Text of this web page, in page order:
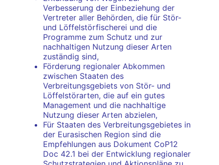
Verbesserung der Einbeziehung der
Vertreter aller Behörden, die für Stör-
und Löffelstörfischerei und die
Programme zum Schutz und zur
nachhaltigen Nutzung dieser Arten
zuständig sind,
Förderung regionaler Abkommen
zwischen Staaten des
Verbreitungsgebiets von Stör- und
Löffelstörarten, die auf ein gutes
Management und die nachhaltige
Nutzung dieser Arten abzielen,
Für Staaten des Verbreitungsgebietes in
der Eurasischen Region sind die
Empfehlungen aus Dokument CoP12
Doc 42.1 bei der Entwicklung regionaler